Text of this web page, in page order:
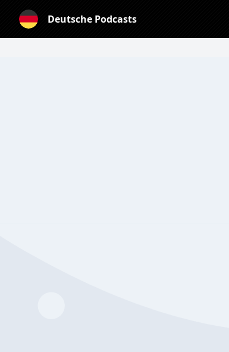
Deutsche Podcasts